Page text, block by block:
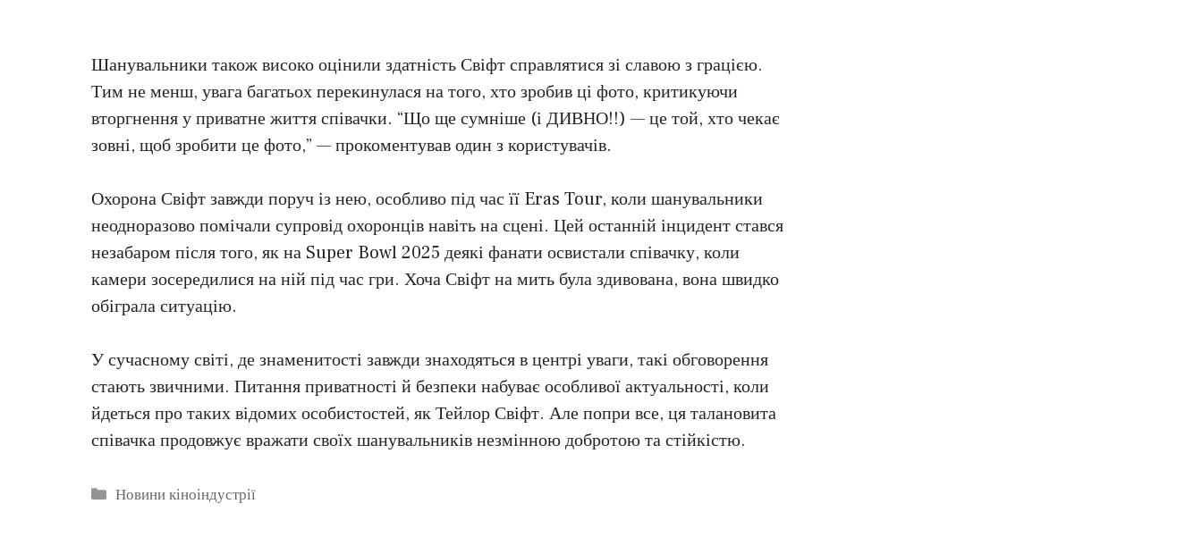
Шанувальники також високо оцінили здатність Свіфт справлятися зі славою з грацією.
Тим не менш, увага багатьох перекинулася на того, хто зробив ці фото, критикуючи
вторгнення у приватне життя співачки. “Що ще сумніше (і ДИВНО!!) — це той, хто чекає
зовні, щоб зробити це фото,” — прокоментував один з користувачів.
Охорона Свіфт завжди поруч із нею, особливо під час її Eras Tour, коли шанувальники
неодноразово помічали супровід охоронців навіть на сцені. Цей останній інцидент стався
незабаром після того, як на Super Bowl 2025 деякі фанати освистали співачку, коли
камери зосередилися на ній під час гри. Хоча Свіфт на мить була здивована, вона швидко
обіграла ситуацію.
У сучасному світі, де знаменитості завжди знаходяться в центрі уваги, такі обговорення
стають звичними. Питання приватності й безпеки набуває особливої актуальності, коли
йдеться про таких відомих особистостей, як Тейлор Свіфт. Але попри все, ця талановита
співачка продовжує вражати своїх шанувальників незмінною добротою та стійкістю.
Категорії
Новини кіноіндустрії